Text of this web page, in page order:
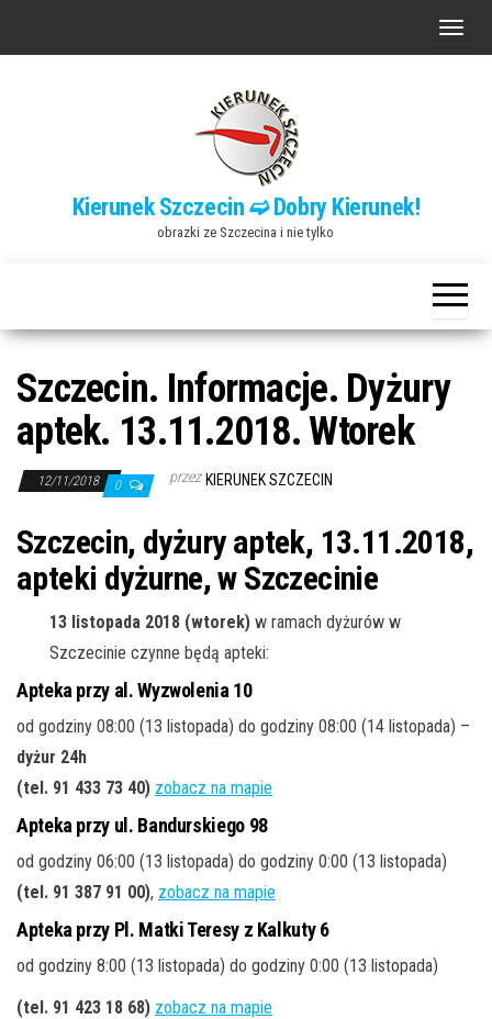
P
n
a
w
ę
Kierunek Szczecin ➫ Dobry Kierunek!
obrazki ze Szczecina i nie tylko
Szczecin. Informacje. Dyżury
aptek. 13.11.2018. Wtorek
12/11/2018 0 przez KIERUNEK SZCZECIN
Szczecin, dyżury aptek, 13.11.2018,
apteki dyżurne, w Szczecinie
13 listopada 2018 (wtorek) w ramach dyżurów w
Szczecinie czynne będą apteki:
Apteka przy al. Wyzwolenia 10
od godziny 08:00 (13 listopada) do godziny 08:00 (14 listopada) –
dyżur 24h
(tel. 91 433 73 40) zobacz na mapie
Apteka przy ul. Bandurskiego 98
od godziny 06:00 (13 listopada) do godziny 0:00 (13 listopada)
(tel. 91 387 91 00), zobacz na mapie
Apteka przy Pl. Matki Teresy z Kalkuty 6
od godziny 8:00 (13 listopada) do godziny 0:00 (13 listopada)
(tel. 91 423 18 68) zobacz na mapie